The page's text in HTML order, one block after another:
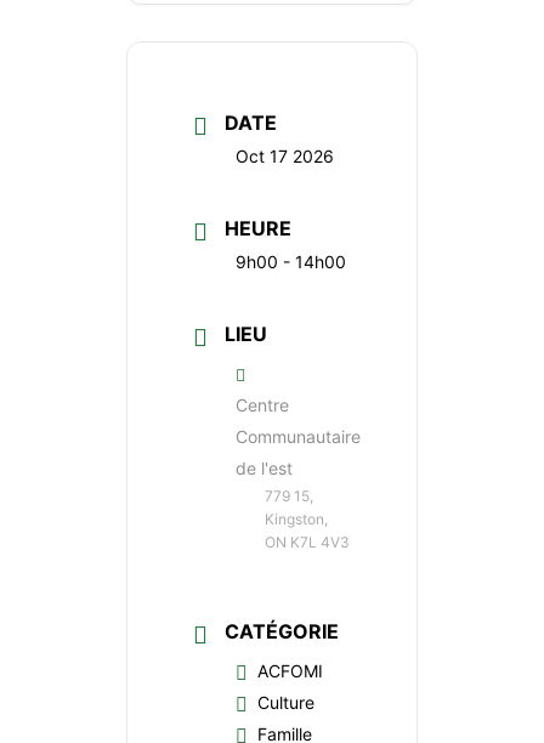
DATE
Oct 17 2026
HEURE
9h00 - 14h00
LIEU
Centre
Communautaire
de l'est
779 15,
Kingston,
ON K7L 4V3
CATÉGORIE
ACFOMI
Culture
Famille